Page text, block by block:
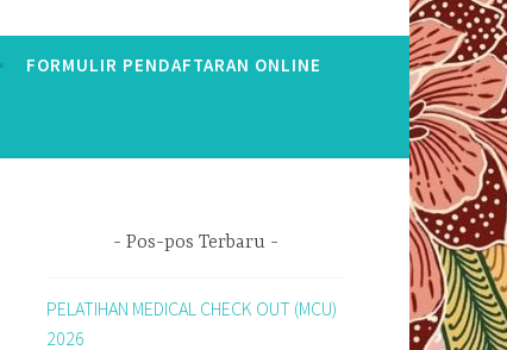
FORMULIR PENDAFTARAN ONLINE
Pos-pos Terbaru
PELATIHAN MEDICAL CHECK OUT (MCU)
2026